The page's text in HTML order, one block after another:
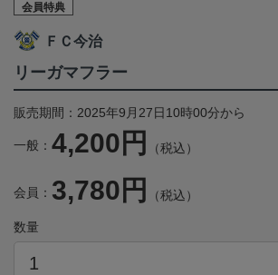
会員特典
ＦＣ今治
リーガマフラー
販売期間：2025年9月27日10時00分から
一般： 4,200円 （税込）
会員： 3,780円 （税込）
数量